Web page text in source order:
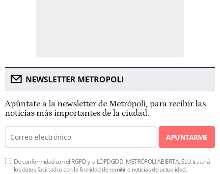
NEWSLETTER METROPOLI
Apúntate a la newsletter de Metrópoli, para recibir las
noticias más importantes de la ciudad.
APUNTARME
De conformidad con el RGPD y la LOPDGDD, METRÓPOLI ABIERTA, SLU tratará
los datos facilitados con la finalidad de remitirle noticias de actualidad.